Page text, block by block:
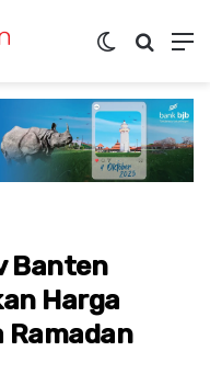
Switch skin
Banten
Harga
Ramadan